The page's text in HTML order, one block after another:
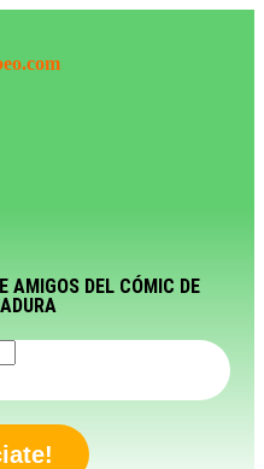
AMIGOS DEL CÓMIC DE